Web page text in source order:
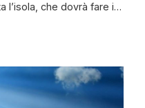
l’isola, che dovrà fare i
diramata dalla